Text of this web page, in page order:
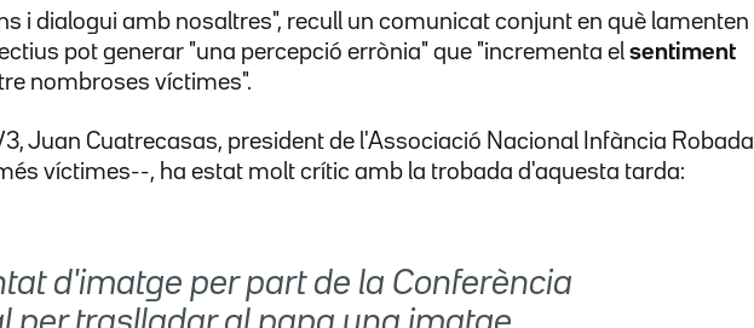
i dialogui amb nosaltres", recull un comunicat conjunt en què lamenten
pot generar "una percepció errònia" que "incrementa el sentiment
nombroses víctimes".
Juan Cuatrecasas, president de l'Associació Nacional Infància Robada
víctimes--, ha estat molt crític amb la trobada d'aquesta tarda:
d'imatge per part de la Conferència